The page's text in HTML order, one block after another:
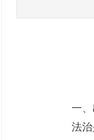
一、
法